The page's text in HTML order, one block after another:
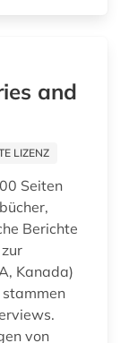
and
LIZENZ
Seiten
Berichte
Kanada)
von